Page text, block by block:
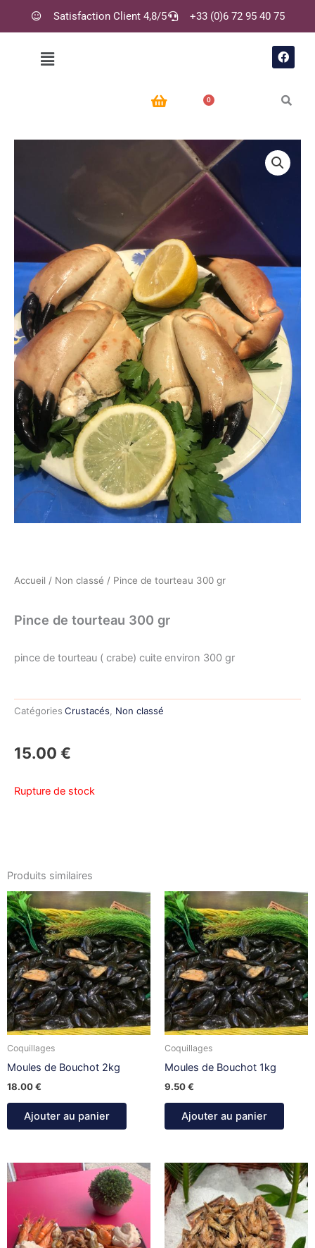
Satisfaction Client 4,8/5 +33 (0)6 72 95 40 75
Menu
F
a
c
o
Accueil / Non classé / Pince de tourteau 300 gr
Pince de tourteau 300 gr
pince de tourteau ( crabe) cuite environ 300 gr
Catégories Crustacés Non classé
15.00 €
Rupture de stock
Produits similaires
Coquillages
Moules de Bouchot 2kg
18.00€
Ajouter au panier
Coquillages
Moules de Bouchot 1kg
9.50€
Ajouter au panier